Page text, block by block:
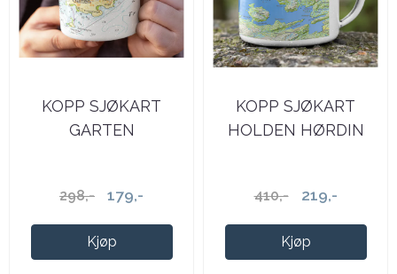
KOPP SJØKART
GARTEN
298,- 179,-
Kjøp
KOPP SJØKART
HOLDEN HØRDIN
410,- 219,-
Kjøp